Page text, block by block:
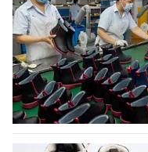
дизайнерских
Российский
раздел для продажи
дизайнерских марок
Бренды также
06.08.2026 533